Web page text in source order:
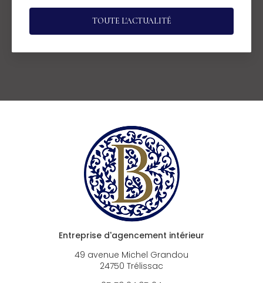
TOUTE L'ACTUALITÉ
Entreprise d'agencement intérieur
49 avenue Michel Grandou
24750 Trélissac